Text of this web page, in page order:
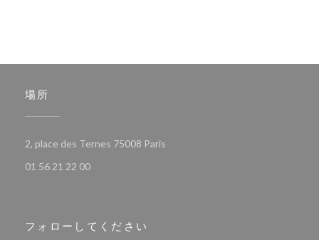
場所
2, place des Ternes 75008 Paris
01 56 21 22 00
フォローしてください